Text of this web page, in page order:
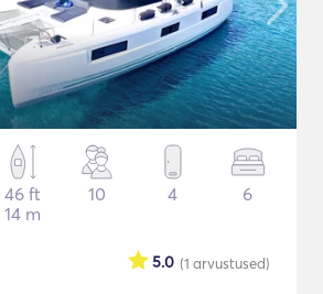
46 ft
14 m
10 4 6
(1 arvustused)
5.0